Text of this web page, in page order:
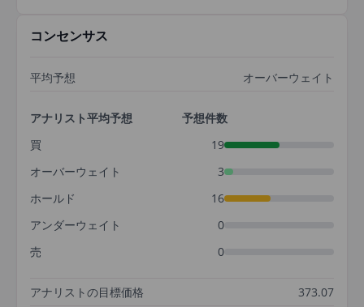
コンセンサス
平均予想 オーバーウェイト
アナリスト平均予想
予想件数
買
19
オーバーウェイト
3
ホールド
16
アンダーウェイト
0
売
0
アナリストの目標価格 373.07